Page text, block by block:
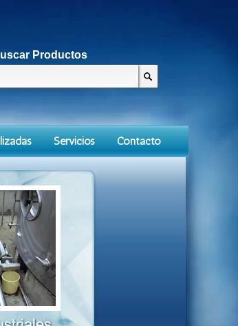
Productos
Servicios Contacto